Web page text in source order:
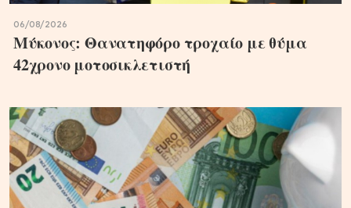
06/08/2026
Μύκονος: Θανατηφόρο τροχαίο με θύμα
42χρονο μοτοσικλετιστή